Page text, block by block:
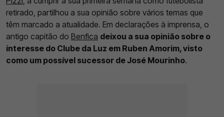
retirado, partilhou a sua opinião sobre vários temas que
têm marcado a atualidade. Em declarações à imprensa, o
antigo capitão do Benfica deixou a sua opinião sobre o
interesse do Clube da Luz em Ruben Amorim, visto
como um possível sucessor de José Mourinho.